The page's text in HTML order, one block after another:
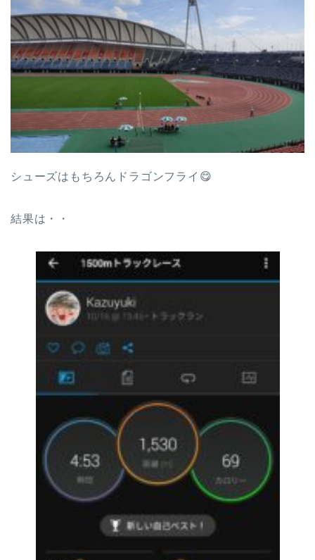
シューズはもちろんドラゴンフライ😋
結果は・・